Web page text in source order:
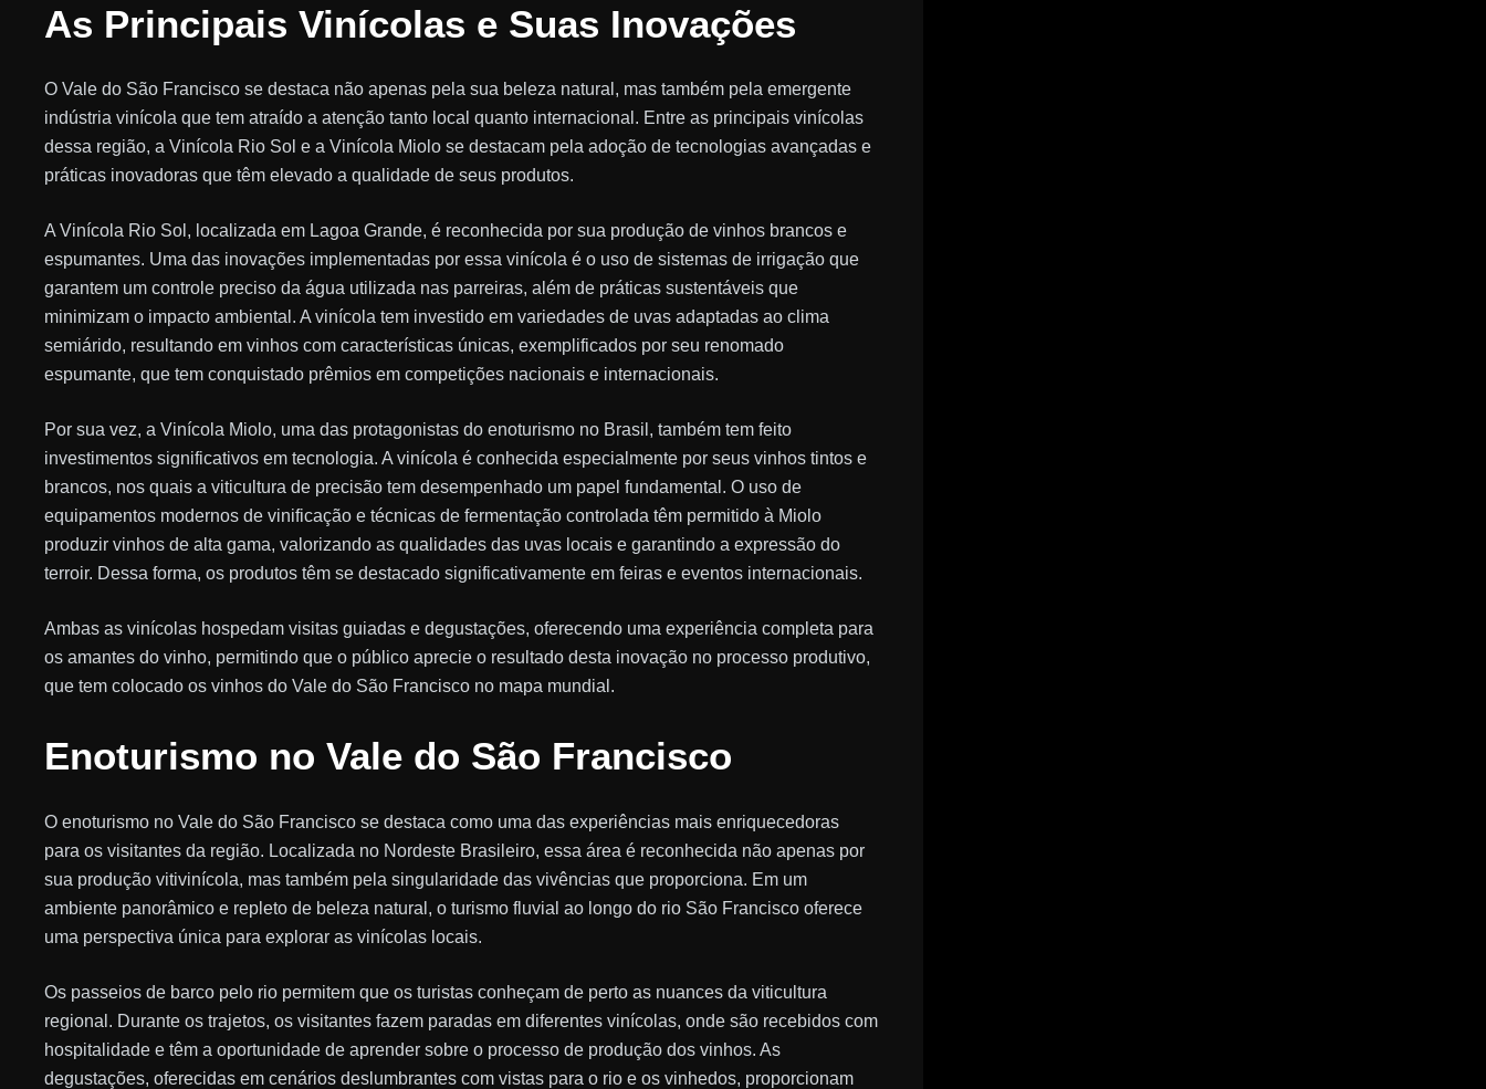
As Principais Vinícolas e Suas Inovações
O Vale do São Francisco se destaca não apenas pela sua beleza natural, mas também pela emergente
indústria vinícola que tem atraído a atenção tanto local quanto internacional. Entre as principais vinícolas
dessa região, a Vinícola Rio Sol e a Vinícola Miolo se destacam pela adoção de tecnologias avançadas e
práticas inovadoras que têm elevado a qualidade de seus produtos.
A Vinícola Rio Sol, localizada em Lagoa Grande, é reconhecida por sua produção de vinhos brancos e
espumantes. Uma das inovações implementadas por essa vinícola é o uso de sistemas de irrigação que
garantem um controle preciso da água utilizada nas parreiras, além de práticas sustentáveis que
minimizam o impacto ambiental. A vinícola tem investido em variedades de uvas adaptadas ao clima
semiárido, resultando em vinhos com características únicas, exemplificados por seu renomado
espumante, que tem conquistado prêmios em competições nacionais e internacionais.
Por sua vez, a Vinícola Miolo, uma das protagonistas do enoturismo no Brasil, também tem feito
investimentos significativos em tecnologia. A vinícola é conhecida especialmente por seus vinhos tintos e
brancos, nos quais a viticultura de precisão tem desempenhado um papel fundamental. O uso de
equipamentos modernos de vinificação e técnicas de fermentação controlada têm permitido à Miolo
produzir vinhos de alta gama, valorizando as qualidades das uvas locais e garantindo a expressão do
terroir. Dessa forma, os produtos têm se destacado significativamente em feiras e eventos internacionais.
Ambas as vinícolas hospedam visitas guiadas e degustações, oferecendo uma experiência completa para
os amantes do vinho, permitindo que o público aprecie o resultado desta inovação no processo produtivo,
que tem colocado os vinhos do Vale do São Francisco no mapa mundial.
Enoturismo no Vale do São Francisco
O enoturismo no Vale do São Francisco se destaca como uma das experiências mais enriquecedoras
para os visitantes da região. Localizada no Nordeste Brasileiro, essa área é reconhecida não apenas por
sua produção vitivinícola, mas também pela singularidade das vivências que proporciona. Em um
ambiente panorâmico e repleto de beleza natural, o turismo fluvial ao longo do rio São Francisco oferece
uma perspectiva única para explorar as vinícolas locais.
Os passeios de barco pelo rio permitem que os turistas conheçam de perto as nuances da viticultura
regional. Durante os trajetos, os visitantes fazem paradas em diferentes vinícolas, onde são recebidos com
hospitalidade e têm a oportunidade de aprender sobre o processo de produção dos vinhos. As
degustações, oferecidas em cenários deslumbrantes com vistas para o rio e os vinhedos, proporcionam